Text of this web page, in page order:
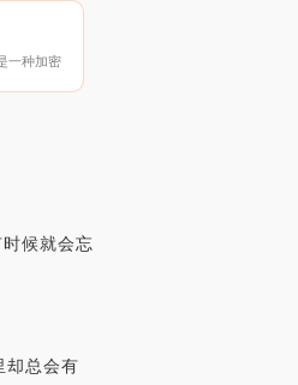
一种加密
前的供应
候就会忘
总会有